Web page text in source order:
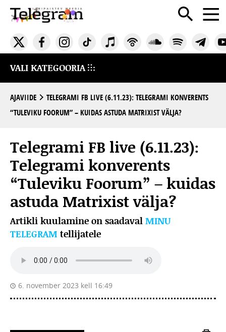
VALI KATEGOORIA
AJAVIIDE
TELEGRAMI FB LIVE (6.11.23): TELEGRAMI KONVERENTS
“TULEVIKU FOORUM” – KUIDAS ASTUDA MATRIXIST VÄLJA?
Telegrami FB live (6.11.23):
Telegrami konverents
“Tuleviku Foorum” – kuidas
astuda Matrixist välja?
Artikli kuulamine on saadaval MINU
TELEGRAM tellijatele
6. november 2023 kell 16:49